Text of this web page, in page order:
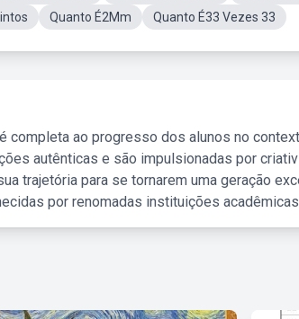
Quanto É2Mm Quanto É33 Vezes 33
completa ao progresso dos alunos no
autênticas e são impulsionadas por
trajetória para se tornarem uma geração
por renomadas instituições